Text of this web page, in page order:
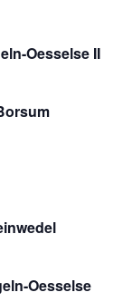
Oesselse II
Oesselse